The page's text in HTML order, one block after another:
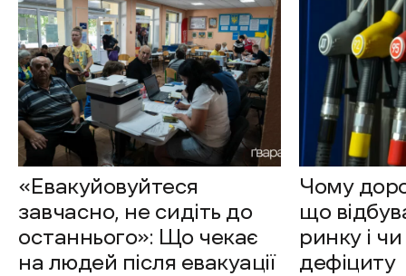
«Евакуйовуйтеся
завчасно, не сидіть до
останнього»: Що чекає
на людей після евакуації
Чому
що
ринку і
дефіциту